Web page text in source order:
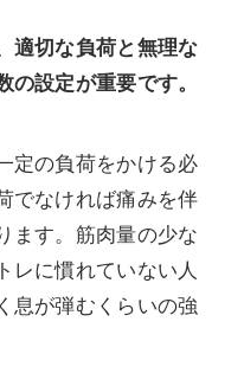
適切な負荷と無理な
の設定が重要です。
定の負荷をかける必
でなければ痛みを伴
ます。筋肉量の少な
レに慣れていない人
息が弾むくらいの強